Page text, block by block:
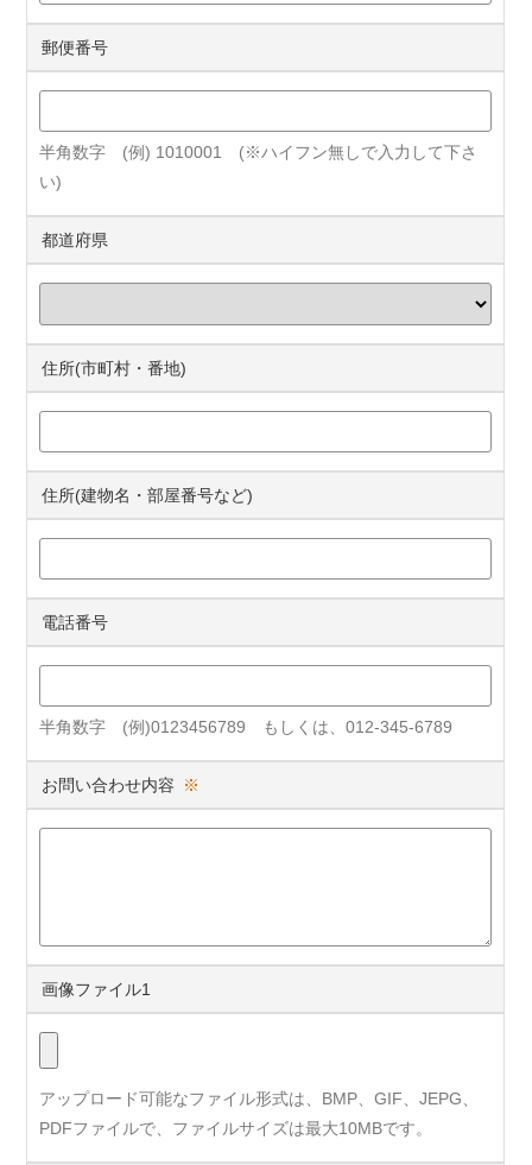
郵便番号
半角数字 (例) 1010001 (※ハイフン無しで入力して下さ
い)
都道府県
住所(市町村・番地)
住所(建物名・部屋番号など)
電話番号
半角数字 (例)0123456789 もしくは、012-345-6789
お問い合わせ内容 ※
画像ファイル1
アップロード可能なファイル形式は、BMP、GIF、JEPG、
PDFファイルで、ファイルサイズは最大10MBです。